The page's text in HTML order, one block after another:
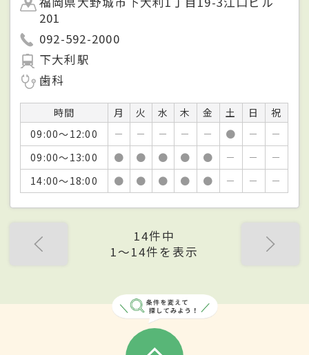
201
092-592-2000
下大利駅
歯科
時間 月 火 水 木 金 土 日
祝
09:00～12:00
－ － － － － ● －
－
09:00～13:00
● ● ● ● ● － －
－
14:00～18:00
● ● ● ● ● － － －
14件中
1〜14件を表示